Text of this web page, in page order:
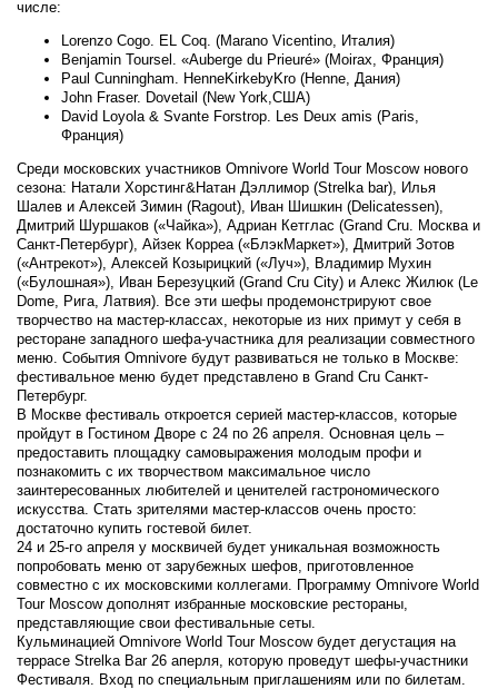
числе:
Lorenzo Cogo. EL Coq. (Marano Vicentino, Италия)
Benjamin Toursel. «Auberge du Prieuré» (Moirax, Франция)
Paul Cunningham. HenneKirkebyKro (Henne, Дания)
John Fraser. Dovetail (New York,США)
David Loyola & Svante Forstrop. Les Deux amis (Paris,
Франция)
Среди московских участников Omnivore World Tour Moscow нового
сезона: Натали Хорстинг&Натан Дэллимор (Strelka bar), Илья
Шалев и Алексей Зимин (Ragout), Иван Шишкин (Delicatessen),
Дмитрий Шуршаков («Чайка»), Адриан Кетглас (Grand Cru. Москва и
Санкт-Петербург), Айзек Корреа («БлэкМаркет»), Дмитрий Зотов
(«Антрекот»), Алексей Козырицкий («Луч»), Владимир Мухин
(«Булошная»), Иван Березуцкий (Grand Cru City) и Алекс Жилюк (Le
Dome, Рига, Латвия). Все эти шефы продемонстрируют свое
творчество на мастер-классах, некоторые из них примут у себя в
ресторане западного шефа-участника для реализации совместного
меню. События Omnivore будут развиваться не только в Москве:
фестивальное меню будет представлено в Grand Cru Санкт-
Петербург.
В Москве фестиваль откроется серией мастер-классов, которые
пройдут в Гостином Дворе с 24 по 26 апреля. Основная цель –
предоставить площадку самовыражения молодым профи и
познакомить с их творчеством максимальное число
заинтересованных любителей и ценителей гастрономического
искусства. Стать зрителями мастер-классов очень просто:
достаточно купить гостевой билет.
24 и 25-го апреля у москвичей будет уникальная возможность
попробовать меню от зарубежных шефов, приготовленное
совместно с их московскими коллегами. Программу Omnivore World
Tour Moscow дополнят избранные московские рестораны,
представляющие свои фестивальные сеты.
Кульминацией Omnivore World Tour Moscow будет дегустация на
террасе Strelka Bar 26 аперля, которую проведут шефы-участники
Фестиваля. Вход по специальным приглашениям или по билетам.